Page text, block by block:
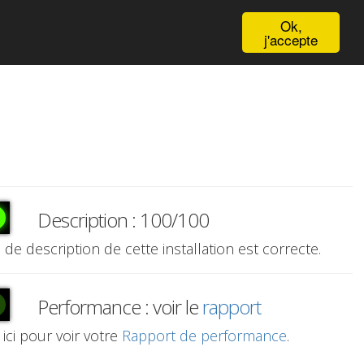
Ok,
j'accepte
Description : 100/100
de description de cette installation est correcte.
Performance : voir lerapport
ici pour voir votre Rapport de performance.